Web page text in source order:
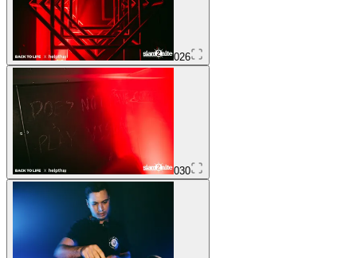
026
030